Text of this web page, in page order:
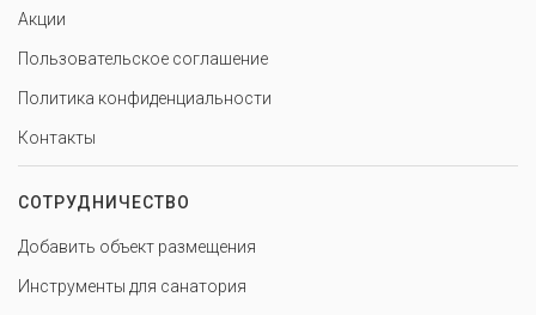
Акции
Пользовательское соглашение
Политика конфиденциальности
Контакты
СОТРУДНИЧЕСТВО
Добавить объект размещения
Инструменты для санатория